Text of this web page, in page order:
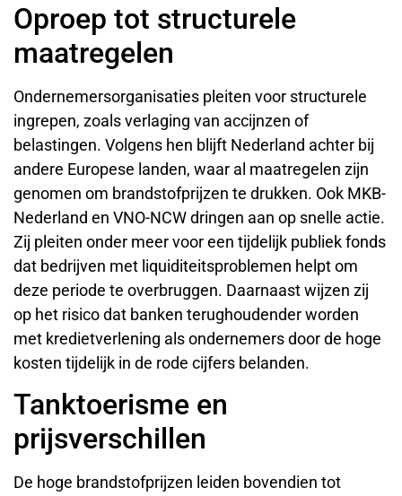
Oproep tot structurele
maatregelen
Ondernemersorganisaties pleiten voor structurele
ingrepen, zoals verlaging van accijnzen of
belastingen. Volgens hen blijft Nederland achter bij
andere Europese landen, waar al maatregelen zijn
genomen om brandstofprijzen te drukken. Ook MKB-
Nederland en VNO-NCW dringen aan op snelle actie.
Zij pleiten onder meer voor een tijdelijk publiek fonds
dat bedrijven met liquiditeitsproblemen helpt om
deze periode te overbruggen. Daarnaast wijzen zij
op het risico dat banken terughoudender worden
met kredietverlening als ondernemers door de hoge
kosten tijdelijk in de rode cijfers belanden.
Tanktoerisme en
prijsverschillen
De hoge brandstofprijzen leiden bovendien tot